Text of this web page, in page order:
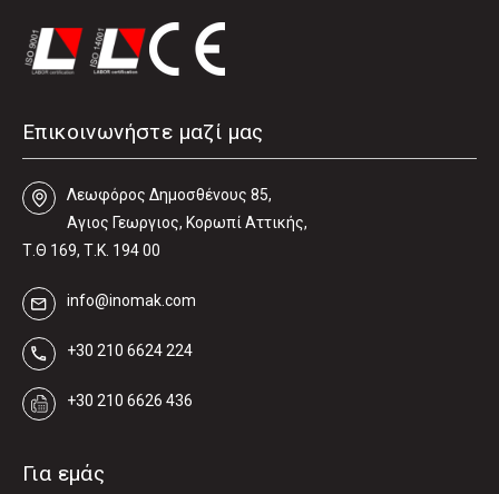
Επικοινωνήστε μαζί μας
Λεωφόρος Δηµοσθένους 85,
Αγιος Γεωργιος, Κορωπί Αττικής,
Τ.Θ 169, Τ.Κ. 194 00
info@inomak.com
+30 210 6624 224
+30 210 6626 436
Για εμάς